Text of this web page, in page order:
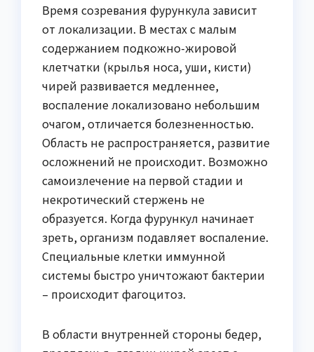
Время созревания фурункула зависит
от локализации. В местах с малым
содержанием подкожно-жировой
клетчатки (крылья носа, уши, кисти)
чирей развивается медленнее,
воспаление локализовано небольшим
очагом, отличается болезненностью.
Область не распространяется, развитие
осложнений не происходит. Возможно
самоизлечение на первой стадии и
некротический стержень не
образуется. Когда фурункул начинает
зреть, организм подавляет воспаление.
Специальные клетки иммунной
системы быстро уничтожают бактерии
– происходит фагоцитоз.
В области внутренней стороны бедер,